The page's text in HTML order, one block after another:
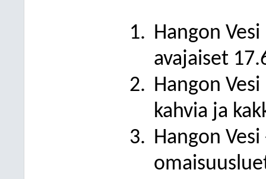
Hangon
avajaiset
Hangon
kahvia ja
Hangon